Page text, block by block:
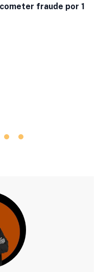
fraude por 1